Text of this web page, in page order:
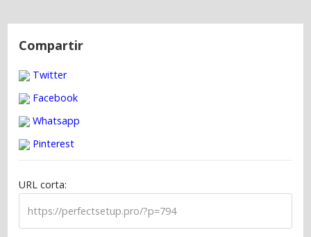
N
Compartir
Twitter
Facebook
Whatsapp
Pinterest
URL corta: